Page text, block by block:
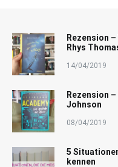
Rezension
Rhys
14/04/2019
Rezension
Johnson
08/04/2019
5
kennen